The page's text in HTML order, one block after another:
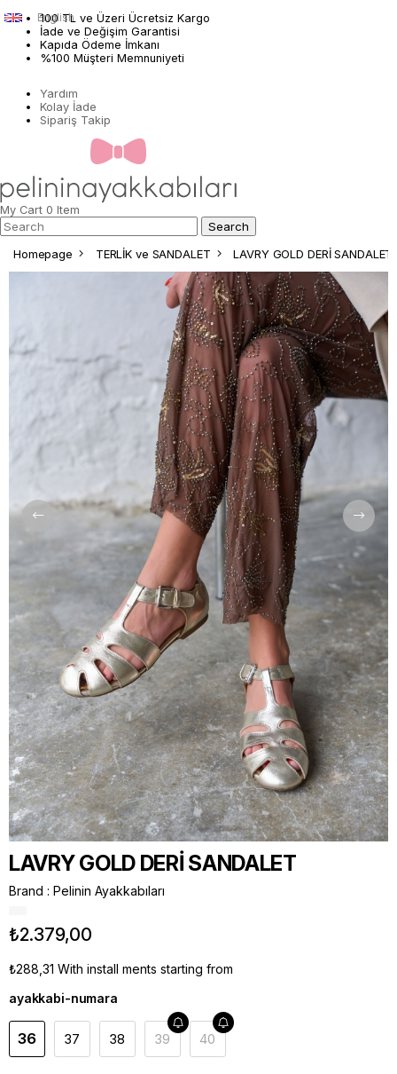
100 TL ve Üzeri Ücretsiz Kargo
İade ve Değişim Garantisi
Kapıda Ödeme İmkanı
%100 Müşteri Memnuniyeti
Yardım
Kolay İade
Sipariş Takip
English
My Cart 0 Item
Homepage TERLİK ve SANDALET LAVRY GOLD DERİ SANDALET
LAVRY GOLD DERİ SANDALET
Brand : Pelinin Ayakkabıları
₺2.379,00
₺288,31 With install ments starting from
ayakkabi-numara
36 37 38 39 40